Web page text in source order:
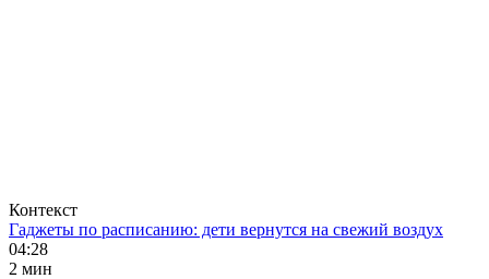
Контекст
Гаджеты по расписанию: дети вернутся на свежий воздух
04:28
2 мин